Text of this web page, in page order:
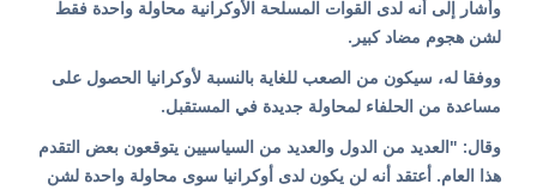
وأشار إلى أنه لدى القوات المسلحة الأوكرانية محاولة واحدة فقط
لشن هجوم مضاد كبير.
ووفقا له، سيكون من الصعب للغاية بالنسبة لأوكرانيا الحصول على
مساعدة من الحلفاء لمحاولة جديدة في المستقبل.
وقال: "العديد من الدول والعديد من السياسيين يتوقعون بعض التقدم
هذا العام. أعتقد أنه لن يكون لدى أوكرانيا سوى محاولة واحدة لشن